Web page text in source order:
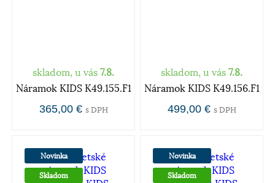
skladom, u vás 7.8.
Náramok KIDS K49.155.F1
365,00 € s DPH
skladom, u vás 7.8.
Náramok KIDS K49.156.F1
499,00 € s DPH
Novinka
Skladom
Novinka
Skladom